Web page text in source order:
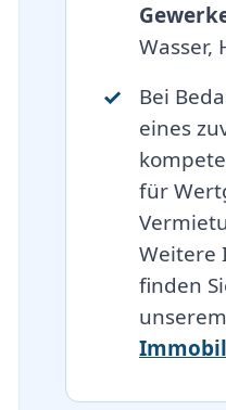
Wasser,
Bei
eines
für
Weitere
finden